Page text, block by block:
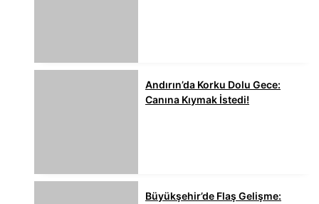
Andırın’da Korku Dolu Gece:
Canına Kıymak İstedi!
Büyükşehir’de Flaş Gelişme: